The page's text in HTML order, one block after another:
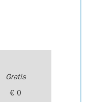
Gratis
€ 0